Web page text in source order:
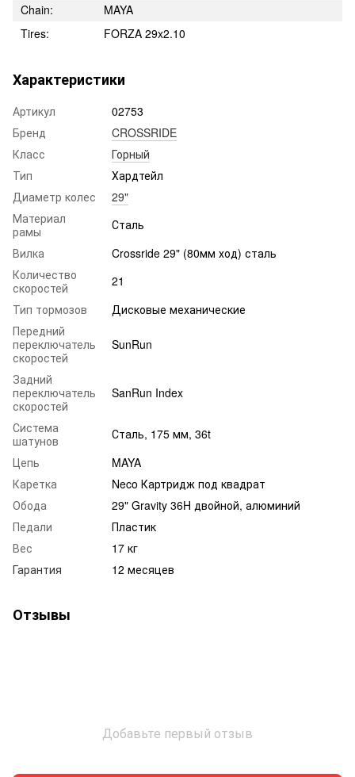
Chain:
MAYA
Tires:
FORZA 29x2.10
Характеристики
Артикул
02753
Бренд
CROSSRIDE
Класс
Горный
Тип
Хардтейл
Диаметр колес
29"
Материал
рамы
Сталь
Вилка
Crossride 29" (80мм ход) сталь
Количество
скоростей
21
Тип тормозов
Дисковые механические
Передний
переключатель
скоростей
SunRun
Задний
переключатель
скоростей
SanRun Index
Система
шатунов
Сталь, 175 мм, 36t
Цепь
MAYA
Каретка
Neco Картридж под квадрат
Обода
29" Gravity 36H двойной, алюминий
Педали
Пластик
Вес
17 кг
Гарантия
12 месяцев
Отзывы
Добавьте первый отзыв